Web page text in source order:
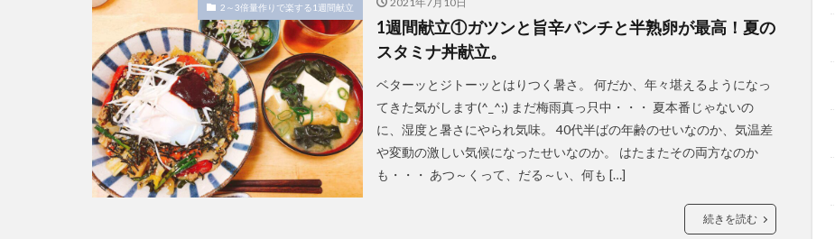
2～3倍量作りで楽する1週間献立
1週間献立①ガツンと旨辛パンチと半熟卵が最高！夏の
スタミナ丼献立。
ベターッとジトーッとはりつく暑さ。 何だか、年々堪えるようになっ
てきた気がします(^_^;) まだ梅雨真っ只中・・・ 夏本番じゃないの
に、湿度と暑さにやられ気味。 40代半ばの年齢のせいなのか、気温差
や変動の激しい気候になったせいなのか。 はたまたその両方なのか
も・・・ あつ～くって、だる～い、何も […]
続きを読む